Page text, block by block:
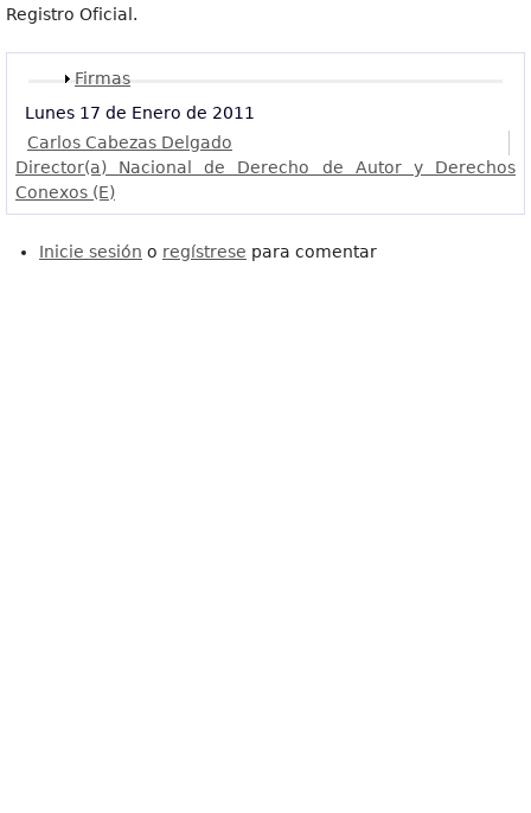
Registro Oficial.
Mostrar
Firmas
Lunes 17 de Enero de 2011
Carlos Cabezas Delgado
Director(a) Nacional de Derecho de Autor y Derechos
Conexos (E)
Inicie sesión o regístrese para comentar